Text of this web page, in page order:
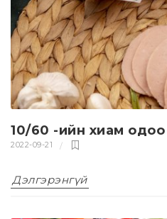
10/60 -ийн хиам одоо
2022-09-21
Дэлгэрэнгүй